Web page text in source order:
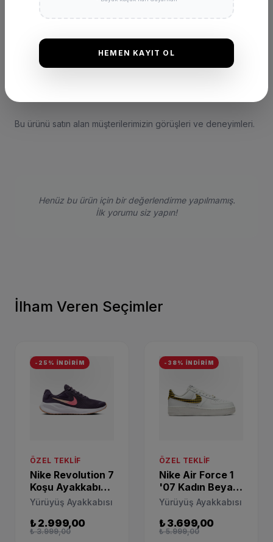
DEĞERLENDIRMELER
Bu ürünü satın alan müşterilerimizin görüşleri ve deneyimleri.
Henüz bu ürün için bir değerlendirme yapılmamış.
İlk yorumu siz yapın!
İlham Veren Seçimler
-25% İNDİRİM
ÖZEL TEKLIF
Nike Revolution 7
Koşu Ayakkabısı
FB2208-500
Yürüyüş Ayakkabısı
₺ 2.999,00
₺ 3.999,00
-38% İNDİRİM
ÖZEL TEKLIF
Nike Air Force 1
'07 Kadın Beyaz
Spor Ayakkabı
Yürüyüş Ayakkabısı
₺ 3.699,00
₺ 5.999,00
HEMEN KAYIT OL